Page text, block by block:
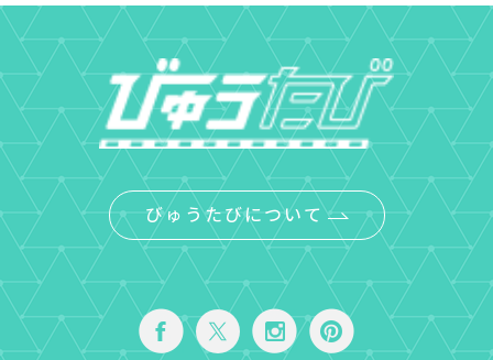
びゅうたびについて